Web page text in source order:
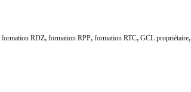
formation RDZ, formation RPP, formation RTC, GCL propriétaire,